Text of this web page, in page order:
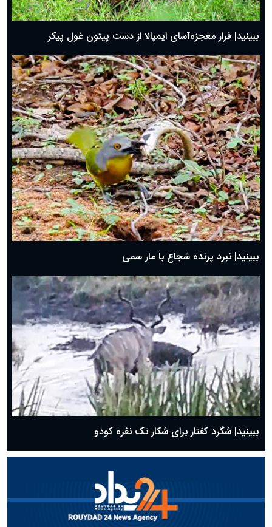
ببینید| فرار معجزه‌آسای ایمپالا از دست پیتون غول پیکر
ببینید| نبرد پرنده شجاع با مار سمی
ببینید| شگرد کفتار برای شکار تک نفره کودو